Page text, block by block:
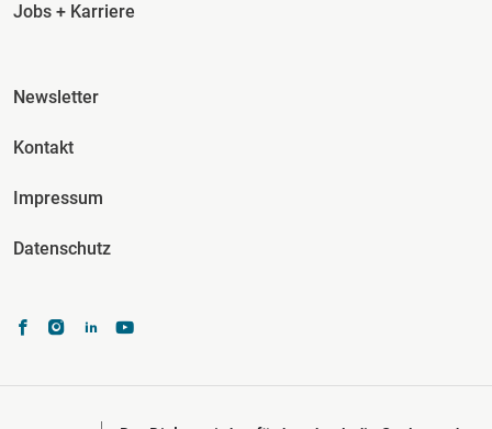
Jobs + Karriere
Fusszeile Spalte 3
Newsletter
Kontakt
Impressum
Datenschutz